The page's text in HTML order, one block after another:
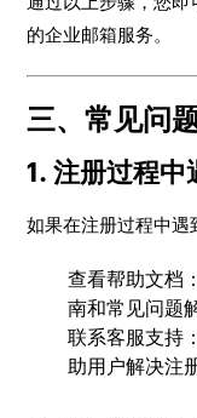
的企业邮箱服务。
三、常见问
1. 注册过程中
如果在注册过程中遇
查看帮助文档
南和常见问题
联系客服支持
助用户解决注